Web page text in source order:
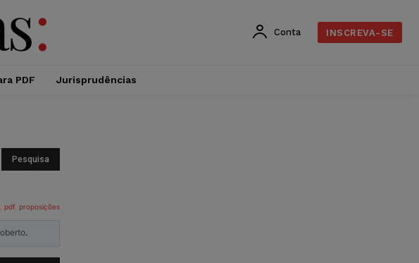
Conta INSCREVA-SE
PDF Jurisprudências
pdf proposições
.